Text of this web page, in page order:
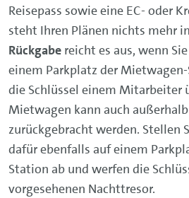
Reisepass sowie eine EC- oder
steht Ihren Plänen nichts mehr
Rückgabe reicht es aus, wenn
einem Parkplatz der
die Schlüssel einem Mitarbeiter
Mietwagen kann auch
zurückgebracht werden. Stellen
dafür ebenfalls auf einem
Station ab und werfen die
vorgesehenen Nachttresor.